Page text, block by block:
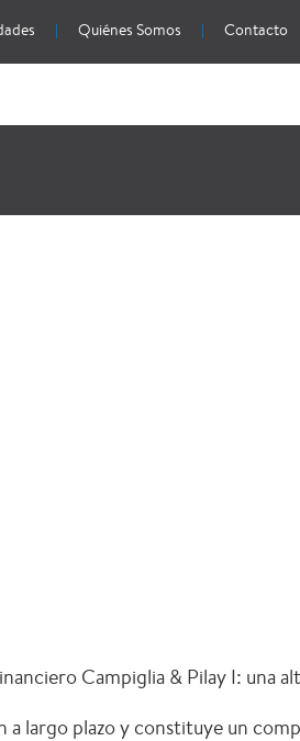
Quiénes Somos Contacto
Campiglia & Pilay I: una
largo plazo y constituye un